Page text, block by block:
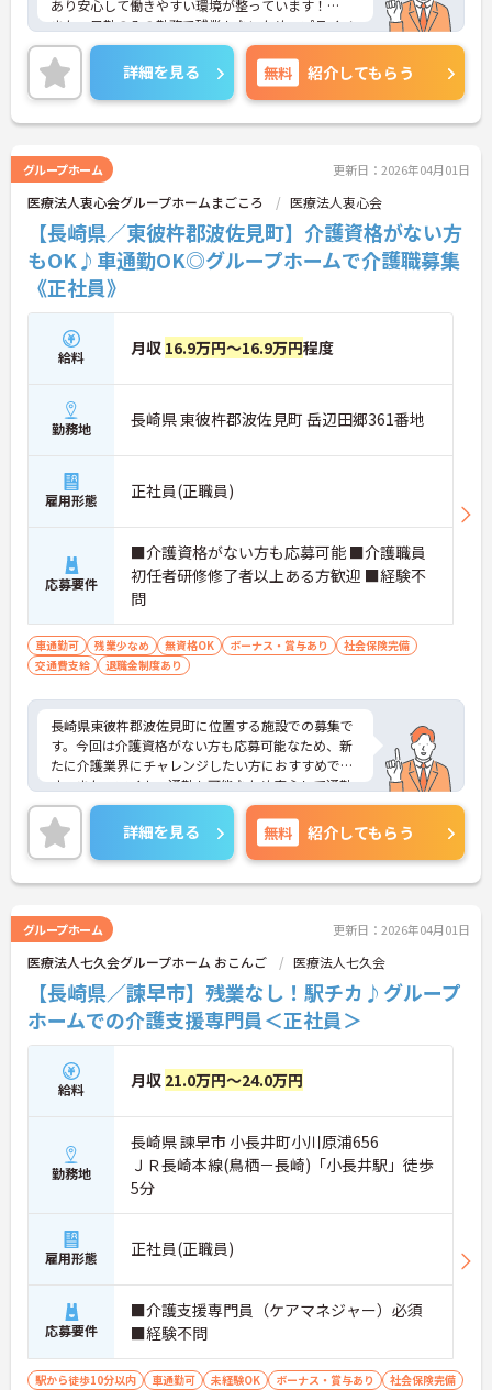
あり安心して働きやすい環境が整っています！
また、日勤のみの勤務で残業もないため、プライベ
ートの時間をしっかり確保でき、仕事との両立がし
やすいです◎
ご興味ある方は面接ポイントをお伝えしますので、
お気軽にご連絡ください。
詳細を見る 無料 紹介してもらう
グループホーム 更新日：2026年04月01日
医療法人衷心会グループホームまごころ 医療法人衷心会
【長崎県／東彼杵郡波佐見町】介護資格がない方
もOK♪車通勤OK◎グループホームで介護職募集
《正社員》
給料 月収 16.9万円～16.9万円程度
勤務地 長崎県 東彼杵郡波佐見町 岳辺田郷361番地
雇用形態 正社員(正職員)
応募要件
■介護資格がない方も応募可能 ■介護職員
初任者研修修了者以上ある方歓迎 ■経験不
問
車通勤可 残業少なめ 無資格OK ボーナス・賞与あり
社会保険完備
交通費支給
退職金制度あり
長崎県東彼杵郡波佐見町に位置する施設での募集で
す。今回は介護資格がない方も応募可能なため、新
たに介護業界にチャレンジしたい方におすすめで
す。また、マイカー通勤も可能なため安心して通勤
ができます。ご興味のある方はご面接のポイントを
お伝えしますので、お気軽にお問い合わせくださ
い。
詳細を見る 無料 紹介してもらう
グループホーム 更新日：2026年04月01日
医療法人七久会グループホーム おこんご 医療法人七久会
【長崎県／諫早市】残業なし！駅チカ♪グループ
ホームでの介護支援専門員＜正社員＞
給料 月収 21.0万円～24.0万円
勤務地
長崎県 諫早市 小長井町小川原浦656
ＪＲ長崎本線(鳥栖－長崎)「小長井駅」徒歩
5分
雇用形態 正社員(正職員)
応募要件
■介護支援専門員（ケアマネジャー）必須
■経験不問
駅から徒歩10分以内 車通勤可 未経験OK ボーナス・賞与あり
社会保険完備